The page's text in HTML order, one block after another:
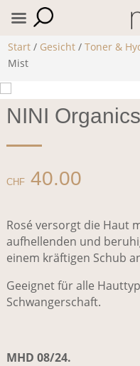
Start / Gesicht /Toner &
Mist
NINI
CHF40.00
Rosé versorgt die Haut
aufhellenden und
einem kräftigen Schub
Geeignet für alle
Schwangerschaft.
MHD 08/24.